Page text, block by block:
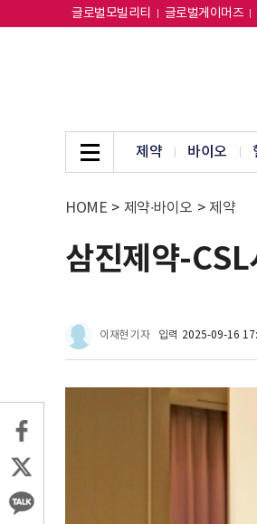
글로벌모빌리티 글로벌게이머즈
제약 바이오
HOME > 제약∙바이오 > 제약
삼진제약-
이재현 기자 입력 2025-09-16